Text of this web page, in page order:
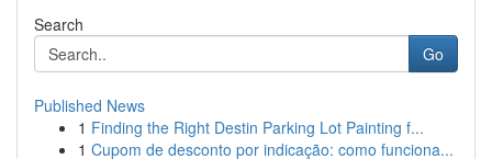
Search
Go
Published News
1 Finding the Right Destin Parking Lot Painting f...
1 Cupom de desconto por indicação: como funciona...